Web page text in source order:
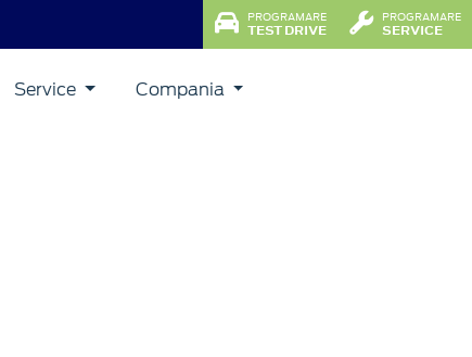
PROGRAMARE
TEST DRIVE
PROGRAMARE
SERVICE
Service Compania